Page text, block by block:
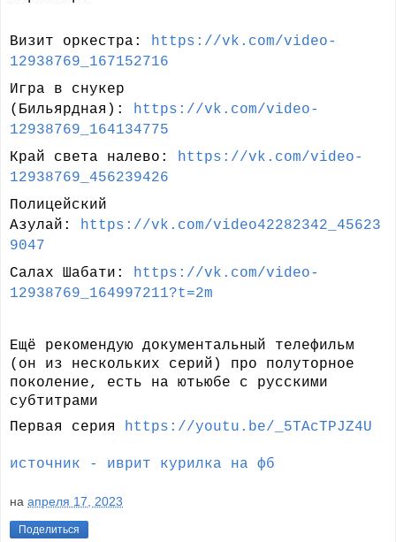
Визит оркестра: https://vk.com/video-
12938769_167152716
Игра в снукер
(Бильярдная): https://vk.com/video-
12938769_164134775
Край света налево: https://vk.com/video-
12938769_456239426
Полицейский
Азулай: https://vk.com/video42282342_45623
9047
Салах Шабати: https://vk.com/video-
12938769_164997211?t=2m
Ещё рекомендую документальный телефильм
(он из нескольких серий) про полуторное
поколение, есть на ютьюбе с русскими
субтитрами
Первая серия https://youtu.be/_5TAcTPJZ4U
источник - иврит курилка на фб
на апреля 17, 2023
Поделиться